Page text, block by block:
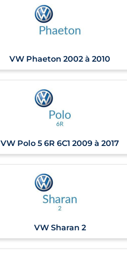
VW Phaeton 2002 à 2010
VW Polo 5 6R 6C1 2009 à 2017
VW Sharan 2